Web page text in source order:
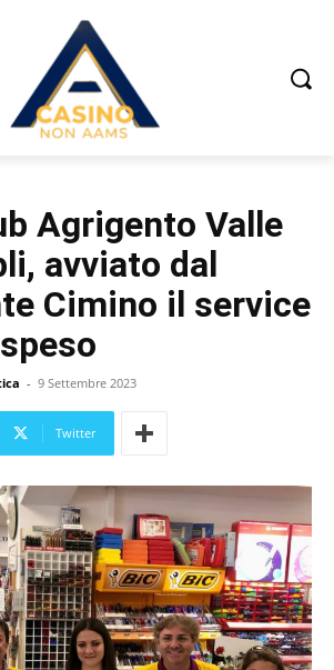
Agrigento Valle
avviato dal
Cimino il service
- 9 Settembre 2023
Twitter